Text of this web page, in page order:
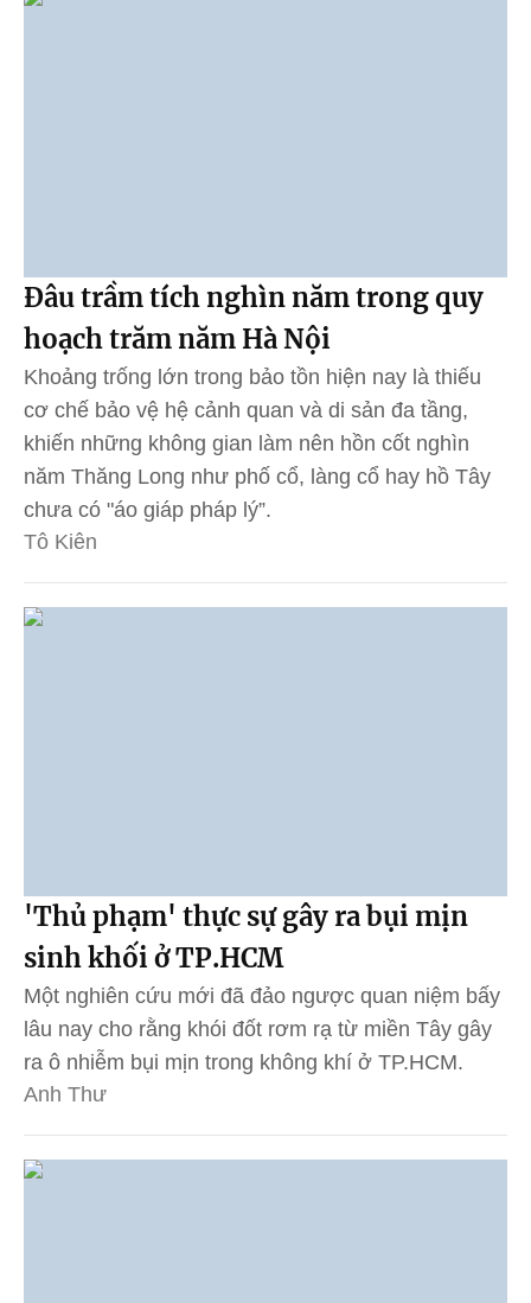
Đâu trầm tích nghìn năm trong quy
hoạch trăm năm Hà Nội
Khoảng trống lớn trong bảo tồn hiện nay là thiếu
cơ chế bảo vệ hệ cảnh quan và di sản đa tầng,
khiến những không gian làm nên hồn cốt nghìn
năm Thăng Long như phố cổ, làng cổ hay hồ Tây
chưa có "áo giáp pháp lý”.
Tô Kiên
'Thủ phạm' thực sự gây ra bụi mịn
sinh khối ở TP.HCM
Một nghiên cứu mới đã đảo ngược quan niệm bấy
lâu nay cho rằng khói đốt rơm rạ từ miền Tây gây
ra ô nhiễm bụi mịn trong không khí ở TP.HCM.
Anh Thư